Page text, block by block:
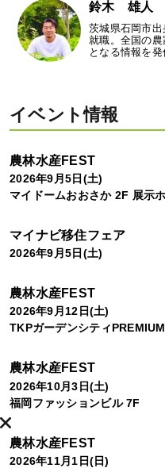
鈴木 雄人
茨城県石岡市
就職。全国の
となる情報を
イベント情報
農林水産FEST
2026年9月5日(土)
マイドームおおさか 2F 展示
マイナビ移住フェア
2026年9月5日(土)
農林水産FEST
2026年9月12日(土)
TKPガーデンシティ
農林水産FEST
2026年10月3日(土)
福岡ファッションビル 7F
農林水産FEST
2026年11月1日(日)